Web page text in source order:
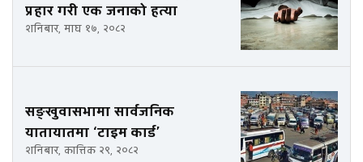
प्रहार गरी एक जनाको हत्या
शनिबार, माघ १७, २०८२
सङ्खुवासभामा सार्वजनिक
यातायातमा ‘टाइम कार्ड’
शनिबार, कात्तिक २९, २०८२